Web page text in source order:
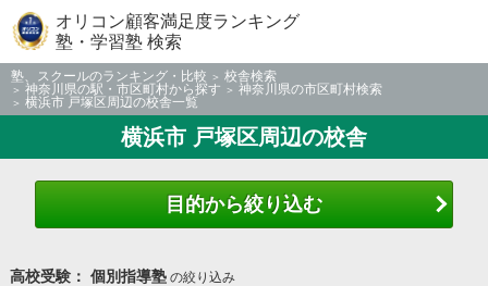
オリコン顧客満足度ランキング
塾・学習塾 検索
塾、スクールのランキング・比較
校舎検索
神奈川県の駅・市区町村から探す
神奈川県の市区町村検索
横浜市 戸塚区周辺の校舎一覧
横浜市 戸塚区周辺の校舎
目的から絞り込む
高校受験： 個別指導塾の絞り込み